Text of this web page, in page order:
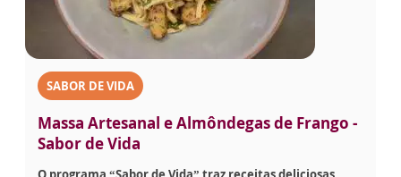
SABOR DE VIDA
Massa Artesanal e Almôndegas de Frango -
Sabor de Vida